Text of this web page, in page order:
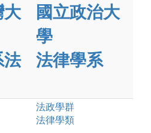
大
法
國立政治大
學
法律學系
法政學群
法律學類